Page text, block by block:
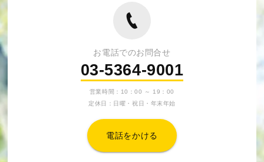
お電話でのお問合せ
03-5364-9001
営業時間：10：00 ～ 19：00
定休日：日曜・祝日・年末年始
電話をかける